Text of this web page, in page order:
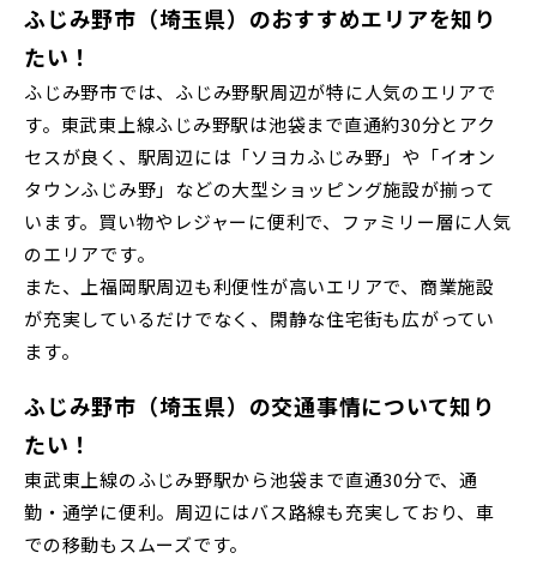
JR常磐線 [上野～仙台]
JR中央・総武線 [各駅停車]
JR総武線 [快速]
JR京葉線
JR成田線 [我孫子～成田]
JR中央線
【予告広告】リーズン青砥 アイ・ラウンジ
始。◆京成本線・京成押上線「青砥」駅徒歩8分の駅近プロ
ジェクト始動!!◆京成押上線「京成立石」駅徒歩1...
地図内の物件アイコンを
クリックすると
このカコミに
物件概要が表示されます
千葉県千葉市稲毛区 千葉県千葉市美浜区
千葉県船橋市
千葉県船橋市 千葉県船橋市
市川市(5)
八千代市(1)
鎌ケ谷市(2)
浦安市(0)
白井市(0)
千葉市(2)
千葉・常磐エリア(15)
守谷市(0) 松戸市(4)
野田市(0)
練馬区(2) 足立区(0)
葛飾区(2)
江戸川区(1)
ふじみ野市（埼玉県）のおすすめエリアを知り
たい！
ふじみ野市では、ふじみ野駅周辺が特に人気のエリアで
す。東武東上線ふじみ野駅は池袋まで直通約30分とアク
セスが良く、駅周辺には「ソヨカふじみ野」や「イオン
タウンふじみ野」などの大型ショッピング施設が揃って
います。買い物やレジャーに便利で、ファミリー層に人気
のエリアです。
また、上福岡駅周辺も利便性が高いエリアで、商業施設
が充実しているだけでなく、閑静な住宅街も広がってい
ます。
ふじみ野市（埼玉県）の交通事情について知り
たい！
東武東上線のふじみ野駅から池袋まで直通30分で、通
勤・通学に便利。周辺にはバス路線も充実しており、車
での移動もスムーズです。